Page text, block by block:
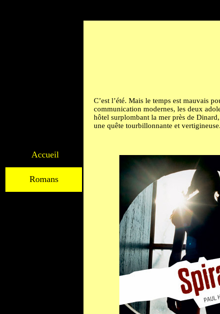
Accueil
Romans
C’est l’été. Mais le temps est mauvais
communication modernes, les deux
hôtel surplombant la mer près de
une quête tourbillonnante et